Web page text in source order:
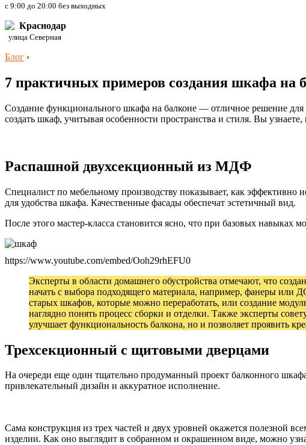
c 9:00 до 20:00 без выходных
Краснодар
улица Северная
Блог ›
7 практичных примеров создания шкафа на
Создание функционального шкафа на балконе — отличное решение для
создать шкаф, учитывая особенности пространства и стиля. Вы
Распашной двухсекционный из МДФ
Специалист по мебельному производству показывает, как эффективно
для удобства шкафа. Качественные фасады обеспечат эстетичный вид.
После этого мастер-класса становится ясно, что при базовых навыках
https://www.youtube.com/embed/Ooh29rhEFU0
Эксперты в области домашнего обустройства отмечают, что
начать с выбора подходящего материала, например, фанеры или
старых шкафов, которые можно переработать, или создание
наглядно понять процесс сборки и отделки. Также эксперты
улучшает функциональность балкона, но и позволяет проявить
Трехсекционный с щитовыми дверцами
На очереди еще один тщательно продуманный проект балконного
привлекательный дизайн и аккуратное исполнение.
Сама конструкция из трех частей и двух уровней окажется полезной
изделии. Как оно выглядит в собранном и окрашенном виде, можно